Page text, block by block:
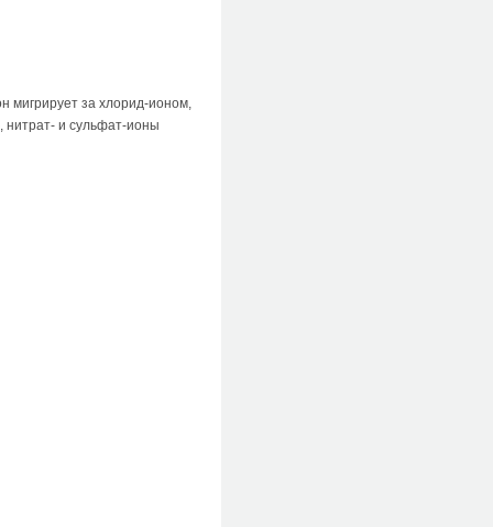
мигрирует за хлорид-ионом,
нитрат- и сульфат-ионы